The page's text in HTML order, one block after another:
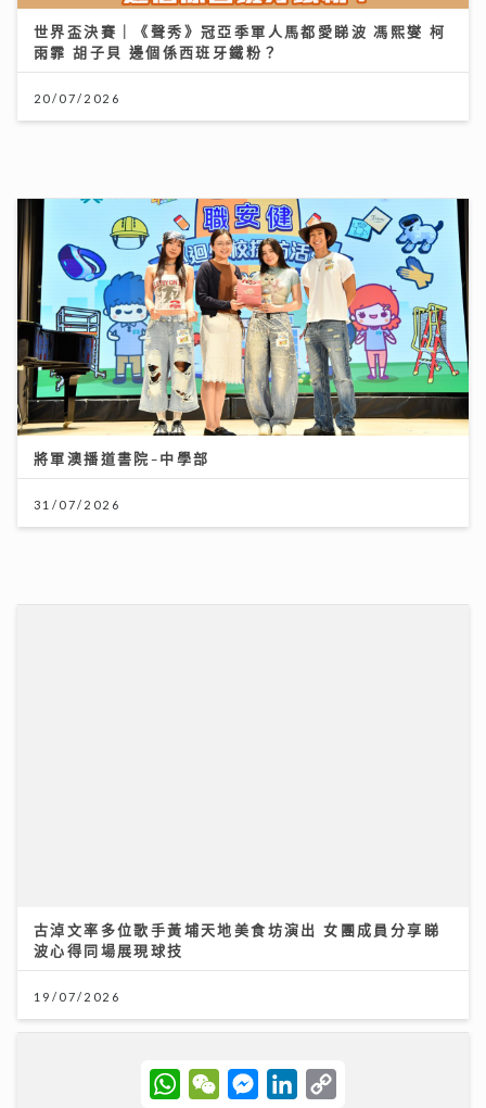
20/07/2026
將軍澳播道書院-中學部
31/07/2026
展望 2026 年下半年樓按市場
W
h
W
e
M
e
L